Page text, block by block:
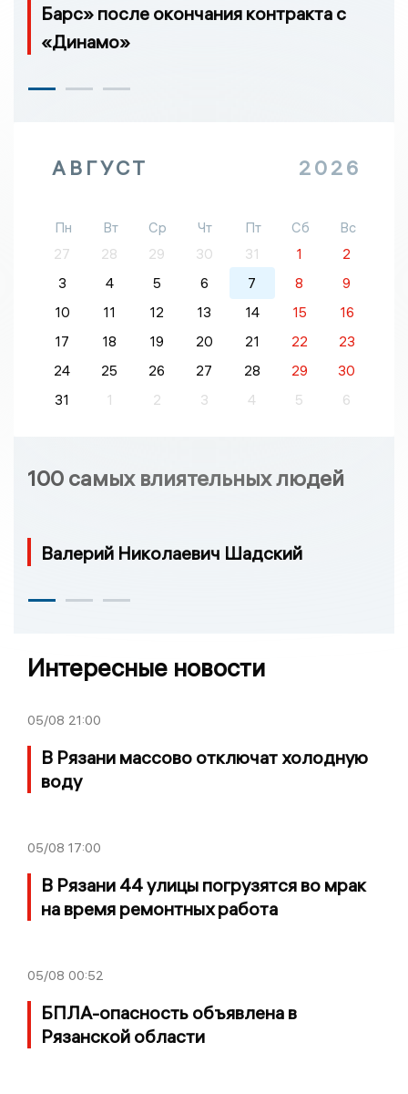
Барс» после окончания контракта с
«Динамо»
АВГУСТ 2026
Пн Вт Ср Чт Пт Сб
Вс
27
28 29 30 31 1
2
3
4 5 6 7 8
9
10
11 12 13 14 15
16
17
18 19 20 21 22
23
24
25 26 27 28 29
30
31
1 2 3 4 5 6
100 самых влиятельных людей
Валерий Николаевич Шадский
Интересные новости
05/08 21:00
В Рязани массово отключат холодную
воду
05/08 17:00
В Рязани 44 улицы погрузятся во мрак
на время ремонтных работа
05/08 00:52
БПЛА-опасность объявлена в
Рязанской области